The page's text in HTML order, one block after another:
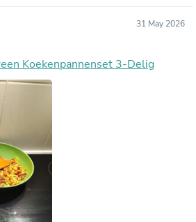
31 May 2026
Koekenpannenset 3-Delig